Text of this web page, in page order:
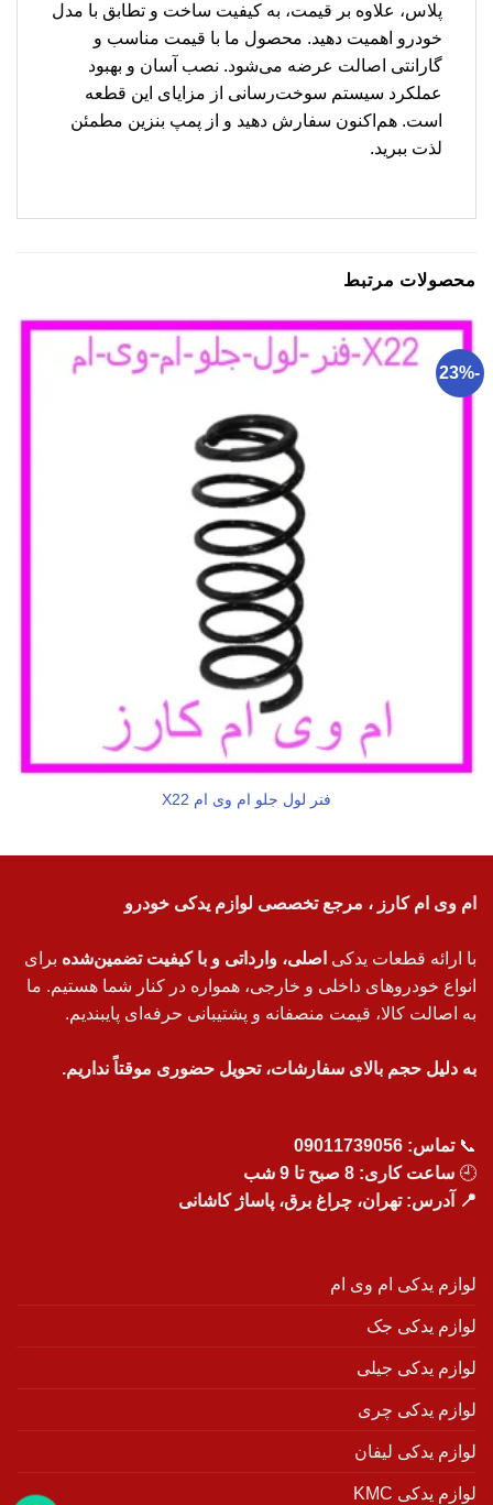
پلاس، علاوه بر قیمت، به کیفیت ساخت و تطابق با مدل
خودرو اهمیت دهید. محصول ما با قیمت مناسب و
گارانتی اصالت عرضه می‌شود. نصب آسان و بهبود
عملکرد سیستم سوخت‌رسانی از مزایای این قطعه
است. هم‌اکنون سفارش دهید و از پمپ بنزین مطمئن
لذت ببرید.
محصولات مرتبط
-23%
فنر لول جلو ام وی ام X22
ام وی ام کارز ، مرجع تخصصی لوازم یدکی خودرو
با ارائه قطعات یدکی اصلی، وارداتی و با کیفیت تضمین‌شده برای
انواع خودروهای داخلی و خارجی، همواره در کنار شما هستیم. ما
به اصالت کالا، قیمت منصفانه و پشتیبانی حرفه‌ای پایبندیم.
به دلیل حجم بالای سفارشات، تحویل حضوری موقتاً نداریم.
📞تماس: 09011739056
🕘 ساعت کاری: 8 صبح تا 9 شب
📍 آدرس: تهران، چراغ برق، پاساژ کاشانی
لوازم یدکی ام وی ام
لوازم یدکی جک
لوازم یدکی جیلی
لوازم یدکی چری
لوازم یدکی لیفان
لوازم یدکی KMC